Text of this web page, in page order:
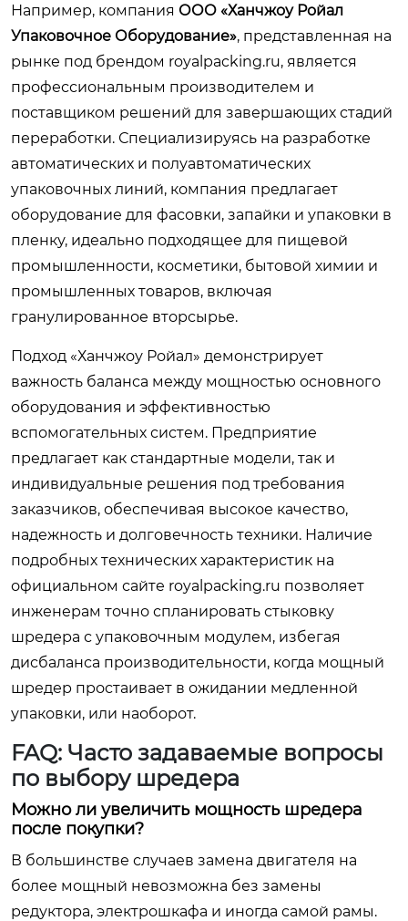
Например, компания ООО «Ханчжоу Ройал
Упаковочное Оборудование», представленная на
рынке под брендом royalpacking.ru, является
профессиональным производителем и
поставщиком решений для завершающих стадий
переработки. Специализируясь на разработке
автоматических и полуавтоматических
упаковочных линий, компания предлагает
оборудование для фасовки, запайки и упаковки в
пленку, идеально подходящее для пищевой
промышленности, косметики, бытовой химии и
промышленных товаров, включая
гранулированное вторсырье.
Подход «Ханчжоу Ройал» демонстрирует
важность баланса между мощностью основного
оборудования и эффективностью
вспомогательных систем. Предприятие
предлагает как стандартные модели, так и
индивидуальные решения под требования
заказчиков, обеспечивая высокое качество,
надежность и долговечность техники. Наличие
подробных технических характеристик на
официальном сайте royalpacking.ru позволяет
инженерам точно спланировать стыковку
шредера с упаковочным модулем, избегая
дисбаланса производительности, когда мощный
шредер простаивает в ожидании медленной
упаковки, или наоборот.
FAQ: Часто задаваемые вопросы
по выбору шредера
Можно ли увеличить мощность шредера
после покупки?
В большинстве случаев замена двигателя на
более мощный невозможна без замены
редуктора, электрошкафа и иногда самой рамы.